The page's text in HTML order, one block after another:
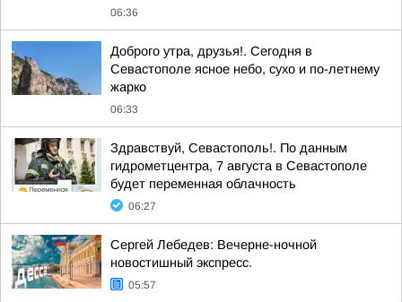
06:36
Доброго утра, друзья!. Сегодня в
Севастополе ясное небо, сухо и по-летнему
жарко
06:33
Здравствуй, Севастополь!. По данным
гидрометцентра, 7 августа в Севастополе
будет переменная облачность
06:27
Сергей Лебедев: Вечерне-ночной
новостишный экспресс.
05:57